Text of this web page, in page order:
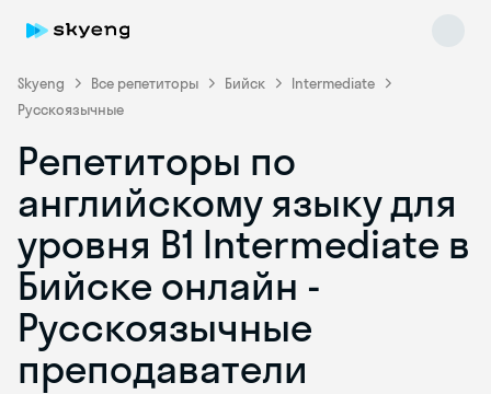
Skyeng Все репетиторы Бийск
Intermediate
Русскоязычные
Репетиторы по
английскому языку для
уровня B1 Intermediate в
Бийске онлайн -
Русскоязычные
преподаватели
Skyeng Chat